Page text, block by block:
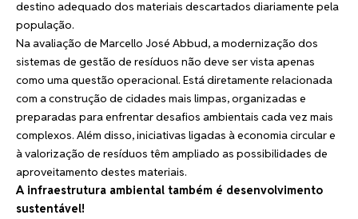
destino adequado dos materiais descartados diariamente pela
população.
Na avaliação de Marcello José Abbud, a modernização dos
sistemas de gestão de resíduos não deve ser vista apenas
como uma questão operacional. Está diretamente relacionada
com a construção de cidades mais limpas, organizadas e
preparadas para enfrentar desafios ambientais cada vez mais
complexos. Além disso, iniciativas ligadas à economia circular e
à valorização de resíduos têm ampliado as possibilidades de
aproveitamento destes materiais.
A infraestrutura ambiental também é desenvolvimento
sustentável!